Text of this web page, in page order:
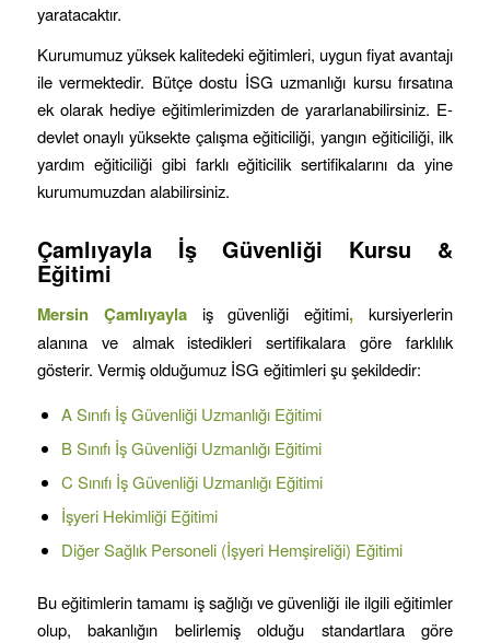
yaratacaktır.
Kurumumuz yüksek kalitedeki eğitimleri, uygun fiyat avantajı
ile vermektedir. Bütçe dostu İSG uzmanlığı kursu fırsatına
ek olarak hediye eğitimlerimizden de yararlanabilirsiniz. E-
devlet onaylı yüksekte çalışma eğiticiliği, yangın eğiticiliği, ilk
yardım eğiticiliği gibi farklı eğiticilik sertifikalarını da yine
kurumumuzdan alabilirsiniz.
Çamlıyayla İş Güvenliği Kursu &
Eğitimi
Mersin Çamlıyayla iş güvenliği eğitimi,kursiyerlerin
alanına ve almak istedikleri sertifikalara göre farklılık
gösterir. Vermiş olduğumuz İSG eğitimleri şu şekildedir:
A Sınıfı İş Güvenliği Uzmanlığı Eğitimi
B Sınıfı İş Güvenliği Uzmanlığı Eğitimi
C Sınıfı İş Güvenliği Uzmanlığı Eğitimi
İşyeri Hekimliği Eğitimi
Diğer Sağlık Personeli (İşyeri Hemşireliği) Eğitimi
Bu eğitimlerin tamamı iş sağlığı ve güvenliği ile ilgili eğitimler
olup, bakanlığın belirlemiş olduğu standartlara göre